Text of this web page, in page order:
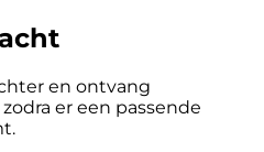
en ontvang
er een passende